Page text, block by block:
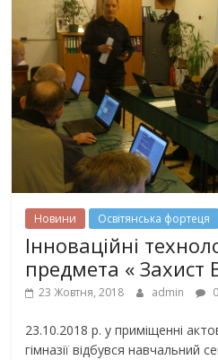
Новини Освітянська фортеця
Інноваційні
предмета « Захист
23 Жовтня, 2018 admin
23.10.2018 р. у приміщенні
гімназії відбувся навчальний